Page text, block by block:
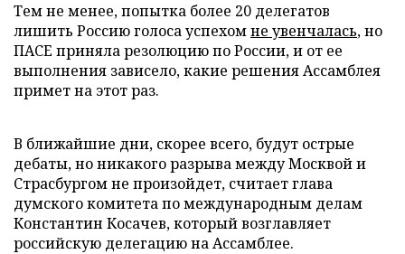
Тем не менее, попытка более 20 делегатов
лишить Россию голоса успехомне увенчалась, но
ПАСЕ приняла резолюцию по России, и от ее
выполнения зависело, какие решения Ассамблея
примет на этот раз.
В ближайшие дни, скорее всего, будут острые
дебаты, но никакого разрыва между Москвой и
Страсбургом не произойдет, считает глава
думского комитета по международным делам
Константин Косачев, который возглавляет
российскую делегацию на Ассамблее.